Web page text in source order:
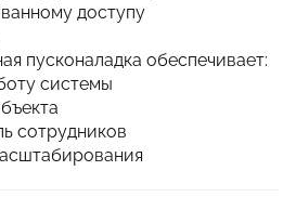
доступу
пусконаладка обеспечивает:
системы
сотрудников